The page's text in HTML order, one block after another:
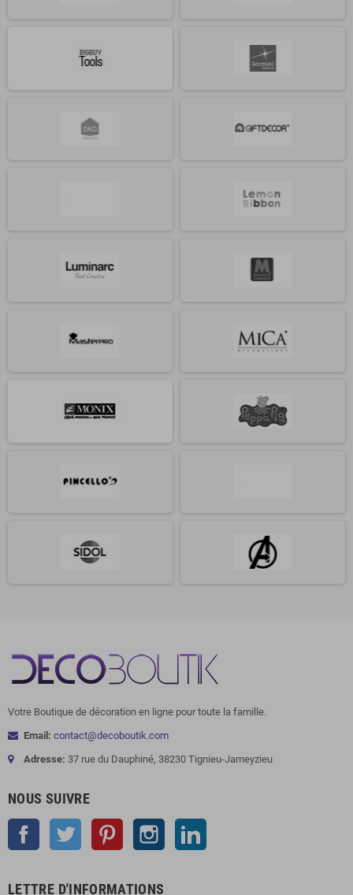
Votre Boutique de décoration en ligne pour toute la famille.
Email: contact@decoboutik.com
Adresse: 37 rue du Dauphiné, 38230 Tignieu-Jameyzieu
NOUS SUIVRE
Facebook Twitter Pinterest Instagram
LETTRE D'INFORMATIONS